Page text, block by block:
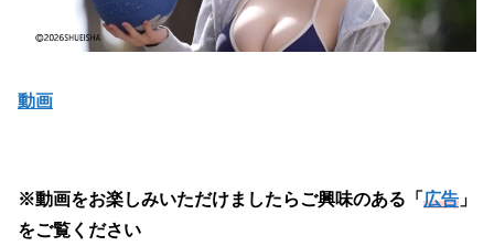
動画
※動画をお楽しみいただけましたらご興味のある「 広告 」
をご覧ください